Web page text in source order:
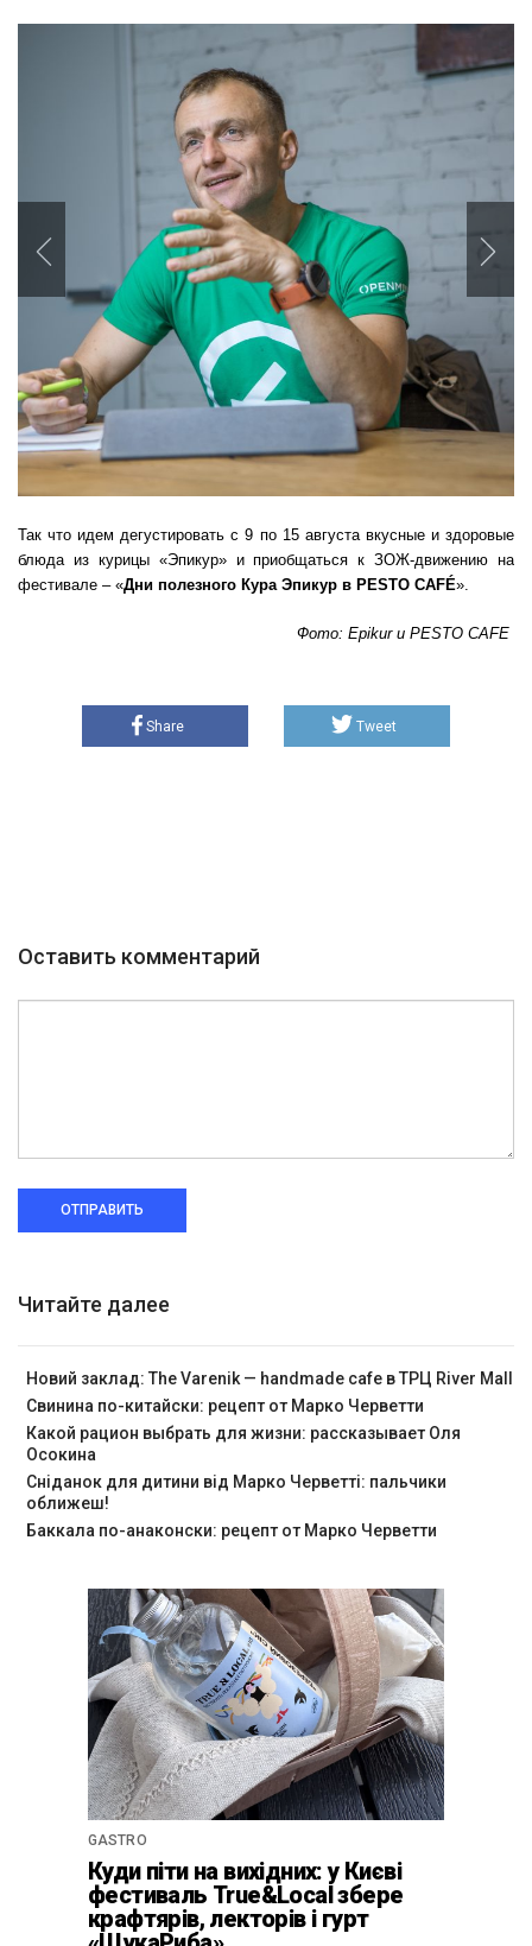
Так что идем дегустировать с 9 по 15 августа вкусные и здоровые
блюда из курицы «Эпикур» и приобщаться к ЗОЖ-движению на
фестивале – «Дни полезного Кура Эпикур в PESTO CAFÉ».
Фото: Epikur и PESTO CAFE
Share Tweet
Оставить комментарий
ОТПРАВИТЬ
Читайте далее
Новий заклад: The Varenik — handmade cafe в ТРЦ River Mall
Свинина по-китайски: рецепт от Марко Черветти
Какой рацион выбрать для жизни: рассказывает Оля
Осокина
Сніданок для дитини від Марко Черветті: пальчики
оближеш!
Баккала по-анаконски: рецепт от Марко Черветти
GASTRO
Куди піти на вихідних: у Києві
фестиваль True&Local збере
крафтярів, лекторів і гурт